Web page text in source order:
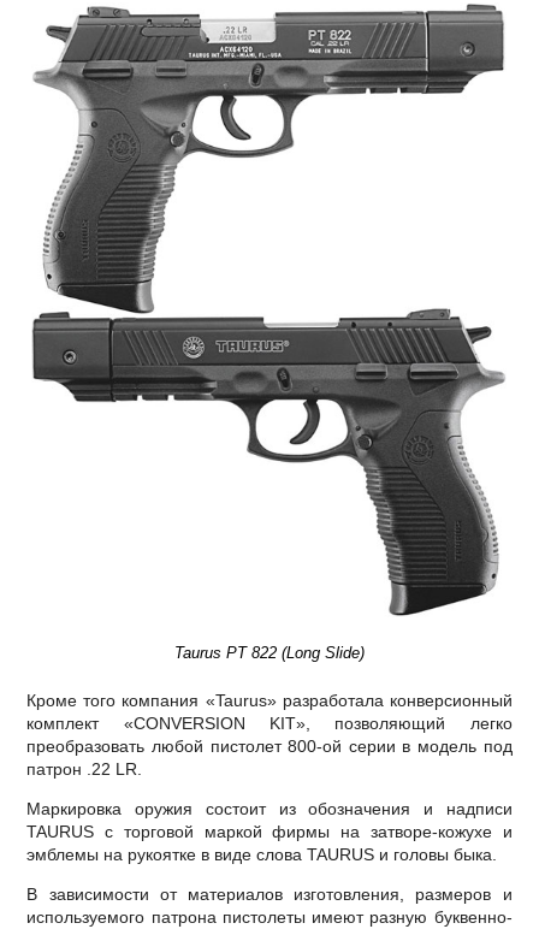
Taurus PT 822 (Long Slide)
Кроме того компания «Taurus» разработала конверсионный
комплект «CONVERSION KIT», позволяющий легко
преобразовать любой пистолет 800-ой серии в модель под
патрон .22 LR.
Маркировка оружия состоит из обозначения и надписи
TAURUS с торговой маркой фирмы на затворе-кожухе и
эмблемы на рукоятке в виде слова TAURUS и головы быка.
В зависимости от материалов изготовления, размеров и
используемого патрона пистолеты имеют разную буквенно-